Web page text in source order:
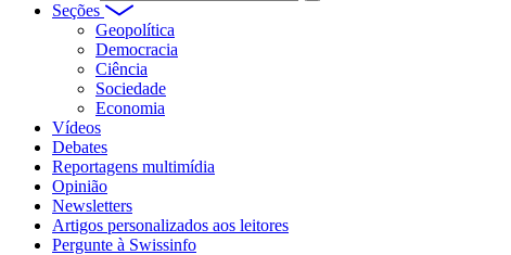
Seções
Geopolítica
Democracia
Ciência
Sociedade
Economia
Vídeos
Debates
Reportagens multimídia
Opinião
Newsletters
Artigos personalizados aos leitores
Pergunte à Swissinfo